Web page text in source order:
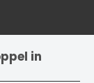
in